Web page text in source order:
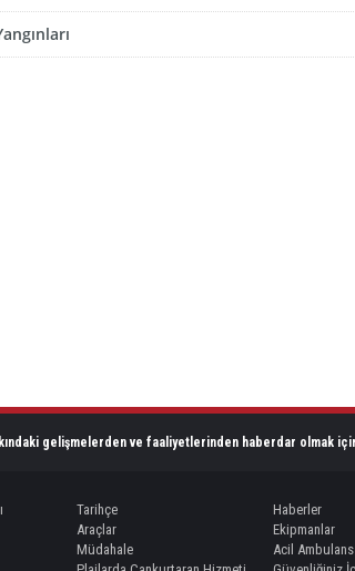
gelişmelerden ve faaliyetlerinden haberdar olmak
Tarihçe Haberler
Araçlar Ekipmanlar
Müdahale Acil Ambulans